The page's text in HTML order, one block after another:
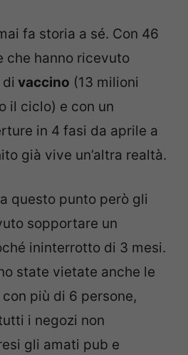
fa storia a sé. Con 46
che hanno ricevuto
vaccino (13 milioni
il ciclo) e con un
in 4 fasi da aprile a
già vive un’altra realtà.
questo punto però gli
sopportare un
ininterrotto di 3 mesi.
state vietate anche le
più di 6 persone,
i negozi non
gli amati pub e